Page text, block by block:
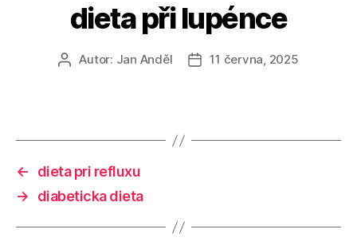
dieta při lupénce
AutorAutor: Jan Anděl
Datum
11 června, 2025
←
dieta pri refluxu
→
diabeticka dieta